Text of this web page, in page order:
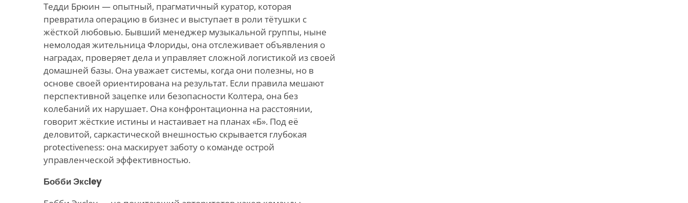
Тедди Брюин — опытный, прагматичный куратор, которая
превратила операцию в бизнес и выступает в роли тётушки с
жёсткой любовью. Бывший менеджер музыкальной группы, ныне
немолодая жительница Флориды, она отслеживает объявления о
наградах, проверяет дела и управляет сложной логистикой из своей
домашней базы. Она уважает системы, когда они полезны, но в
основе своей ориентирована на результат. Если правила мешают
перспективной зацепке или безопасности Колтера, она без
колебаний их нарушает. Она конфронтационна на расстоянии,
говорит жёсткие истины и настаивает на планах «Б». Под её
деловитой, саркастической внешностью скрывается глубокая
protectiveness: она маскирует заботу о команде острой
управленческой эффективностью.
Бобби Эксley